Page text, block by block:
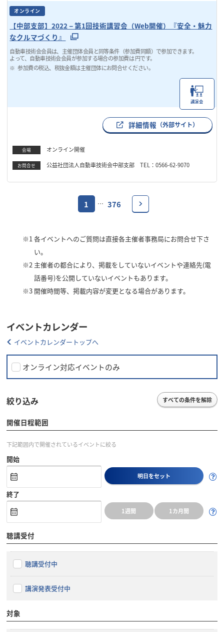
オンライン
【中部支部】2022－第1回技術講習会（Web開催）『安全・魅力
なクルマづくり』
自動車技術会会員は、主催団体会員と同等条件（参加費同額）で参加できます。
よって、自動車技術会会員が参加する場合の参加費は 円です。
参加費の税込、税抜金額は主催団体にお問合せください。
講演会
詳細情報 （外部サイト）
会場 オンライン開催
お問合せ 公益社団法人自動車技術会中部支部 TEL：0566-62-9070
1 … 376
※1各イベントへのご質問は直接各主催者事務局にお問合せ下さ
い。
※2 主催者の都合により、掲載をしていないイベントや連絡先(電
話番号)を公開していないイベントもあります。
※3 開催時間等、掲載内容が変更となる場合があります。
イベントカレンダー
イベントカレンダートップへ
オンライン対応イベントのみ
絞り込み すべての条件を解除
開催日程範囲
下記範囲内で開催されているイベントに絞る
開始
明日をセット
終了
1週間 1カ月間
聴講受付
聴講受付中
講演発表受付中
対象